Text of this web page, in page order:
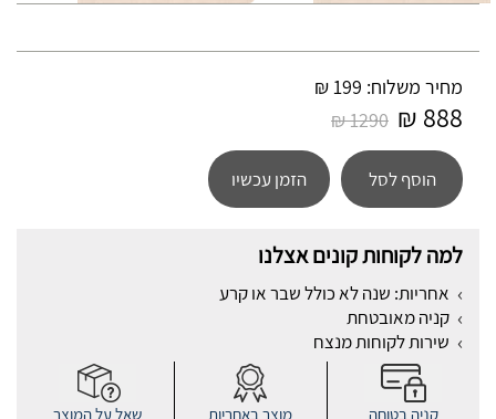
מחיר משלוח: 199 ₪
888 ₪
1290 ₪
הוסף לסל הזמן עכשיו
למה לקוחות קונים אצלנו
אחריות: שנה לא כולל שבר או קרע
קניה מאובטחת
שירות לקוחות מנצח
קניה בטוחה מוצר באחריות שאל על המוצר